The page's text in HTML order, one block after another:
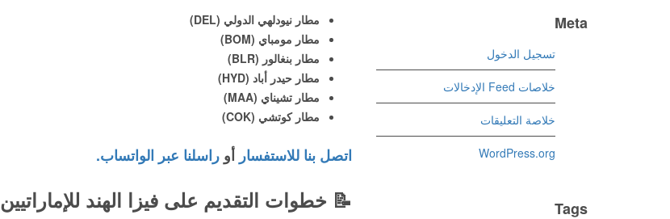
مطار نيودلهي الدولي (DEL)
مطار مومباي (BOM)
مطار بنغالور (BLR)
مطار حيدر أباد (HYD)
مطار تشيناي (MAA)
مطار كوتشي (COK)
اتصل بنا للاستفسار أوراسلنا عبر الواتساب.
📝 خطوات التقديم على فيزا الهند للإماراتيين
Meta
تسجيل الدخول
خلاصات Feed الإدخالات
خلاصة التعليقات
WordPress.org
Tags